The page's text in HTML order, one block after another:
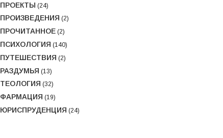
ПРОЕКТЫ (24)
ПРОИЗВЕДЕНИЯ (2)
ПРОЧИТАННОЕ (2)
ПСИХОЛОГИЯ (140)
ПУТЕШЕСТВИЯ (2)
РАЗДУМЬЯ (13)
ТЕОЛОГИЯ (32)
ФАРМАЦИЯ (19)
ЮРИСПРУДЕНЦИЯ (24)